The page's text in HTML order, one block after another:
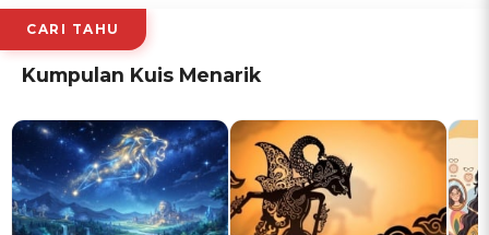
CARI TAHU
Kumpulan Kuis Menarik